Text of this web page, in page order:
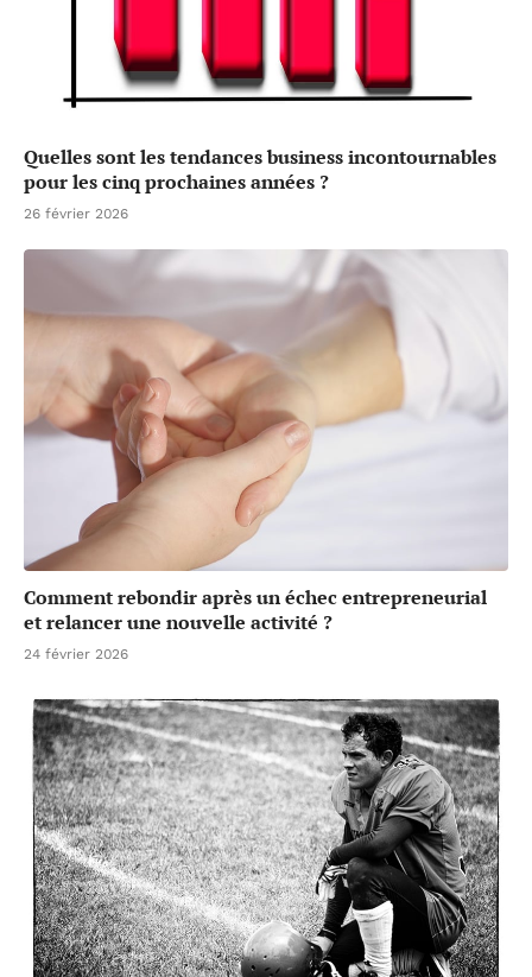
Quelles sont les tendances business incontournables
pour les cinq prochaines années ?
26 février 2026
Comment rebondir après un échec entrepreneurial
et relancer une nouvelle activité ?
24 février 2026